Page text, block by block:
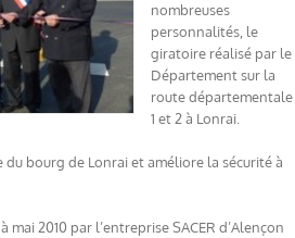
nombreuses
personnalités, le
giratoire réalisé par le
Département sur la
route départementale
1 et 2 à Lonrai.
bourg de Lonrai et améliore la sécurité à
mai 2010 par l’entreprise SACER d’Alençon